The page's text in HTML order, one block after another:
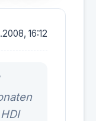
16:12